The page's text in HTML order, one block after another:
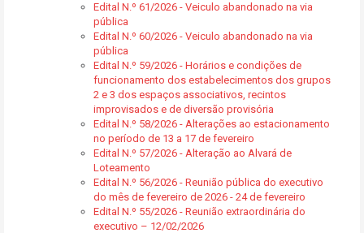
Edital N.º 61/2026 - Veiculo abandonado na via
pública
Edital N.º 60/2026 - Veiculo abandonado na via
pública
Edital N.º 59/2026 - Horários e condições de
funcionamento dos estabelecimentos dos grupos
2 e 3 dos espaços associativos, recintos
improvisados e de diversão provisória
Edital N.º 58/2026 - Alterações ao estacionamento
no período de 13 a 17 de fevereiro
Edital N.º 57/2026 - Alteração ao Alvará de
Loteamento
Edital N.º 56/2026 - Reunião pública do executivo
do mês de fevereiro de 2026 - 24 de fevereiro
Edital N.º 55/2026 - Reunião extraordinária do
executivo – 12/02/2026